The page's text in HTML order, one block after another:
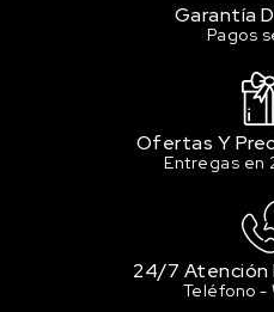
Garantía
Pagos
Ofertas Y
Entregas en
24/7 Atención
Teléfono -